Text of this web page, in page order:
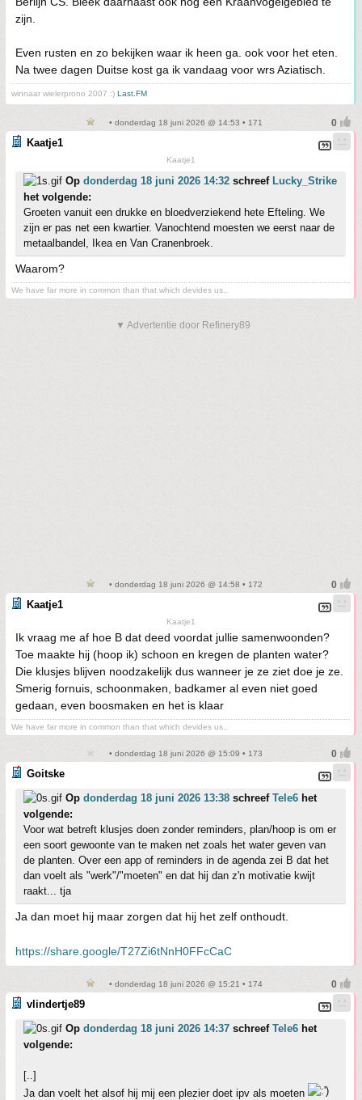
zijn.
Even rusten en zo bekijken waar ik heen ga. ook voor het eten.
Na twee dagen Duitse kost ga ik vandaag voor wrs Aziatisch.
winnaar wielerprono 2007 :) Last.FM
• donderdag 18 juni 2026 @ 14:53 • 171
Kaatje1
Kaatje1
Op donderdag 18 juni 2026 14:32 schreef Lucky_Strike
het volgende:
Groeten vanuit een drukke en bloedverziekend hete Efteling. We
zijn er pas net een kwartier. Vanochtend moesten we eerst naar de
metaalbandel, Ikea en Van Cranenbroek.
Waarom?
We have far more in common than that which devides us..
▼ Advertentie door Refinery89
• donderdag 18 juni 2026 @ 14:58 • 172
Kaatje1
Kaatje1
Ik vraag me af hoe B dat deed voordat jullie samenwoonden?
Toe maakte hij (hoop ik) schoon en kregen de planten water?
Die klusjes blijven noodzakelijk dus wanneer je ze ziet doe je ze.
Smerig fornuis, schoonmaken, badkamer al even niet goed
gedaan, even boosmaken en het is klaar
We have far more in common than that which devides us..
• donderdag 18 juni 2026 @ 15:09 • 173
Goitske
Op donderdag 18 juni 2026 13:38 schreef Tele6 het
volgende:
Voor wat betreft klusjes doen zonder reminders, plan/hoop is om er
een soort gewoonte van te maken net zoals het water geven van
de planten. Over een app of reminders in de agenda zei B dat het
dan voelt als "werk"/"moeten" en dat hij dan z'n motivatie kwijt
raakt... tja
Ja dan moet hij maar zorgen dat hij het zelf onthoudt.
https://share.google/T27Zi6tNnH0FFcCaC
• donderdag 18 juni 2026 @ 15:21 • 174
vlindertje89
Op donderdag 18 juni 2026 14:37 schreef Tele6 het
volgende:
[..]
Ja dan voelt het alsof hij mij een plezier doet ipv als moeten